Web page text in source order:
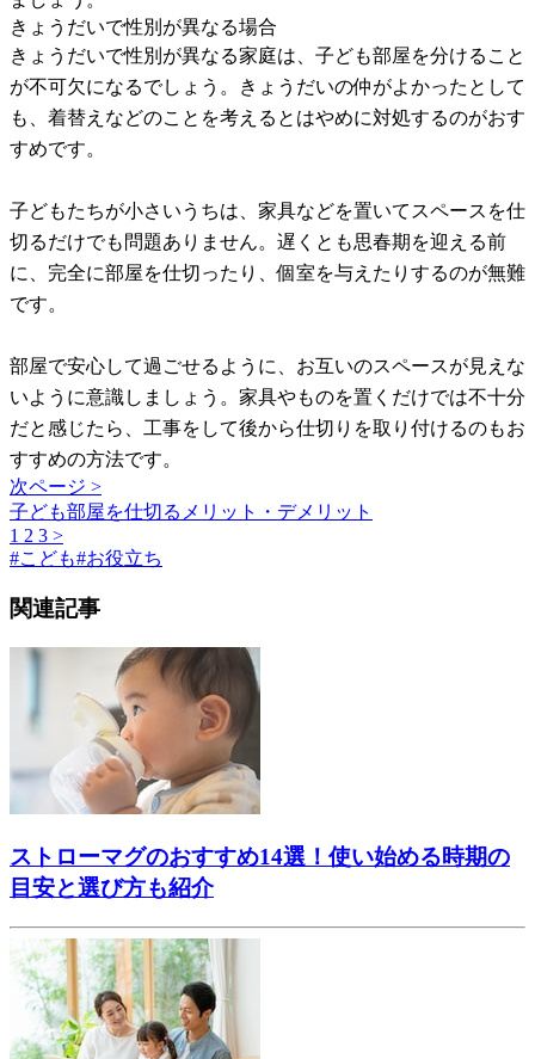
きょうだいで性別が異なる場合
きょうだいで性別が異なる家庭は、子ども部屋を分けること
が不可欠になるでしょう。きょうだいの仲がよかったとして
も、着替えなどのことを考えるとはやめに対処するのがおす
すめです。
子どもたちが小さいうちは、家具などを置いてスペースを仕
切るだけでも問題ありません。遅くとも思春期を迎える前
に、完全に部屋を仕切ったり、個室を与えたりするのが無難
です。
部屋で安心して過ごせるように、お互いのスペースが見えな
いように意識しましょう。家具やものを置くだけでは不十分
だと感じたら、工事をして後から仕切りを取り付けるのもお
すすめの方法です。
次ページ >
子ども部屋を仕切るメリット・デメリット
1 2 3 >
#こども#お役立ち
関連記事
ストローマグのおすすめ14選！使い始める時期の
目安と選び方も紹介